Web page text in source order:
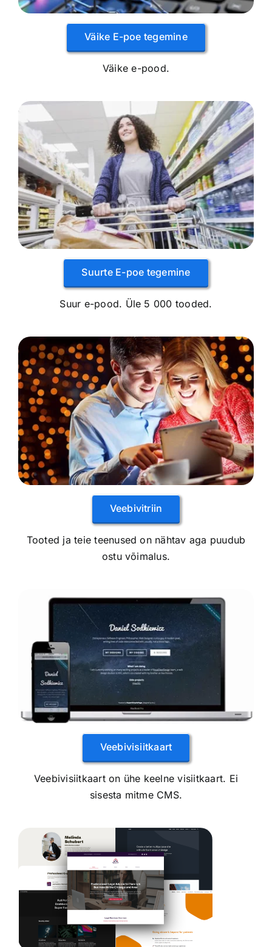
Väike E-poe tegemine
Väike e-pood.
Suurte E-poe tegemine
Suur e-pood. Üle 5 000 tooded.
Veebivitriin
Tooted ja teie teenused on nähtav aga puudub
ostu võimalus.
Veebivisiitkaart
Veebivisiitkaart on ühe keelne visiitkaart. Ei
sisesta mitme CMS.